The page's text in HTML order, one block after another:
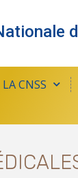
LA CNSS